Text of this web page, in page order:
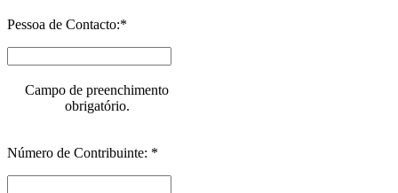
Pessoa de Contacto:*
Campo de preenchimento
obrigatório.
Número de Contribuinte: *